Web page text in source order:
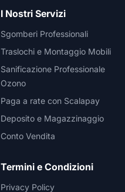
I Nostri Servizi
Sgomberi Professionali
Traslochi e Montaggio Mobili
Sanificazione Professionale
Ozono
Paga a rate con Scalapay
Deposito e Magazzinaggio
Conto Vendita
Termini e Condizioni
Privacy Policy